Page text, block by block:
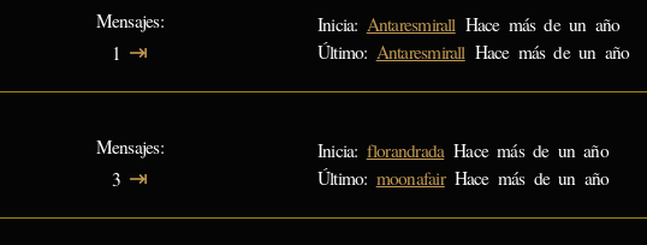
Mensajes
1 ⇥
Inicia: Antaresmirall Hace más de un año
Último: Antaresmirall Hace más de un año
Mensajes
3 ⇥
Inicia: florandrada Hace más de un año
Último: moonafair Hace más de un año